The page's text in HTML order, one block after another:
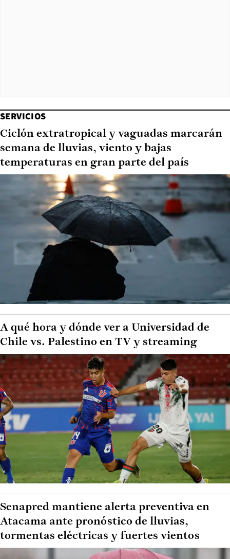
SERVICIOS
Ciclón extratropical y vaguadas marcarán
semana de lluvias, viento y bajas
temperaturas en gran parte del país
A qué hora y dónde ver a Universidad de
Chile vs. Palestino en TV y streaming
Senapred mantiene alerta preventiva en
Atacama ante pronóstico de lluvias,
tormentas eléctricas y fuertes vientos